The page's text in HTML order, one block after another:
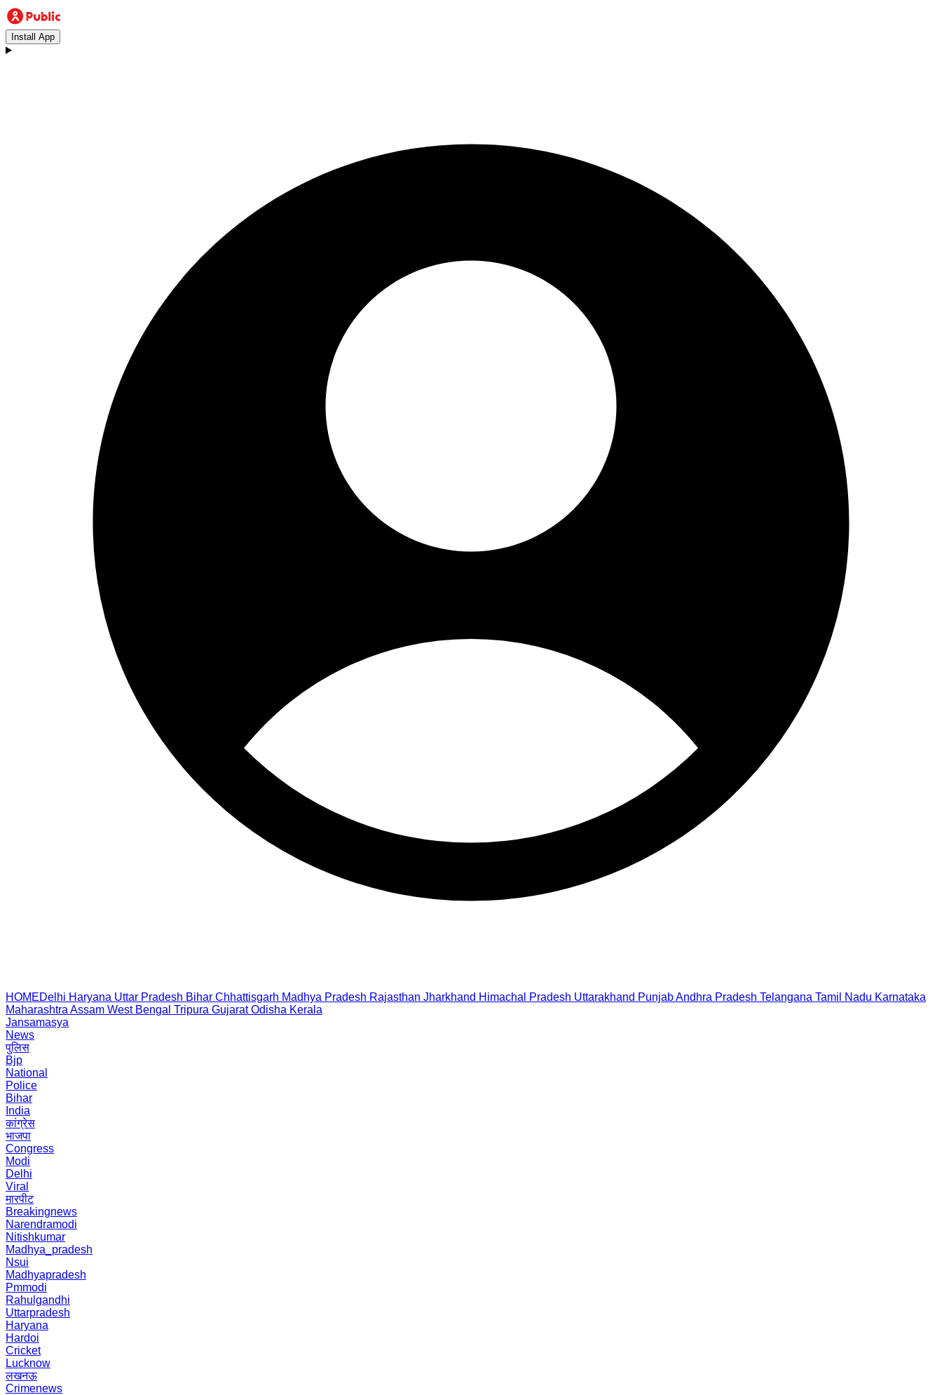
Install App
HOMEDelhi Haryana Uttar Pradesh Bihar Chhattisgarh Madhya Pradesh Rajasthan Jharkhand Himachal Pradesh Uttarakhand PunjabAndhra Pradesh Telangana Tamil Nadu Karnataka
Maharashtra Assam West Bengal Tripura Gujarat Odisha Kerala
Jansamasya
News
पुलिस
Bjp
National
Police
Bihar
India
कांग्रेस
भाजपा
Congress
Modi
Delhi
Viral
मारपीट
Breakingnews
Narendramodi
Nitishkumar
Madhya_pradesh
Nsui
Madhyapradesh
Pmmodi
Rahulgandhi
Uttarpradesh
Haryana
Hardoi
Cricket
Lucknow
लखनऊ
Crimenews